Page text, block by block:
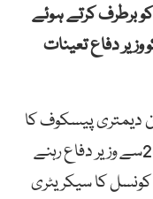
برطرف کرتے ہوئے
وزیر دفاع تعینات
دیمتری پیسکوف کا
کہنا ہے کہ روسی صدر چاہتے ہیں 2012سے وزیر دفاع رہنے
کا سیکریٹری